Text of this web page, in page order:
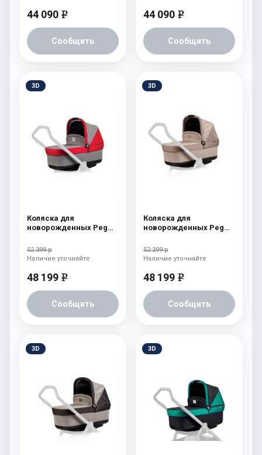
44 090 e
Сообщить
44 090 e
Сообщить
3D
Коляска для
новорожденных Peg
Pop-Up) Tulip
52 399 р
48 199 e
Сообщить
Наличие уточняйте
3D
Коляска для
новорожденных Peg
Pop-Up) Cream
52 399 р
48 199 e
Сообщить
Наличие уточняйте
3D 3D